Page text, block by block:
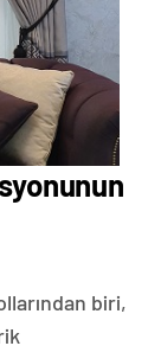
biri,